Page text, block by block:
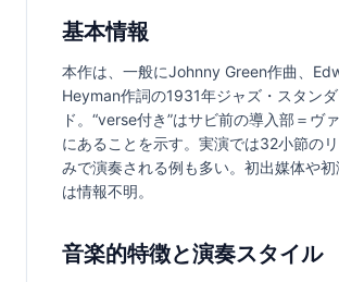
基本情報
本作は、一般にJohnny Green作曲、
Heyman作詞の1931年ジャズ・スタン
ド。“verse付き”はサビ前の導入部＝ヴ
にあることを示す。実演では32小節の
みで演奏される例も多い。初出媒体や
は情報不明。
音楽的特徴と演奏スタイル